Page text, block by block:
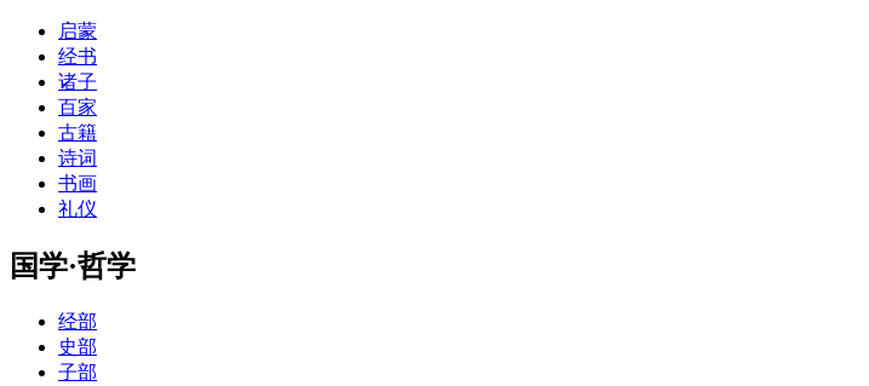
启蒙
经书
诸子
百家
古籍
诗词
书画
礼仪
国学·哲学
经部
史部
子部